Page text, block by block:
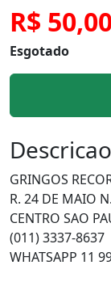
R$
Esgotado
Descricao
GRINGOS
R. 24 DE MAIO
CENTRO SAO
(011) 3337-8637
WHATSAPP 11